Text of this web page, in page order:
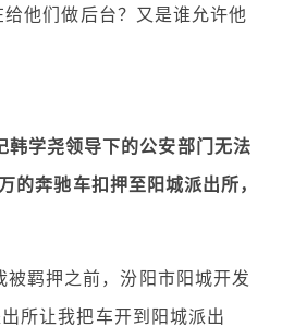
他们做后台？又是谁允许他
韩学尧领导下的公安部门无法
的奔驰车扣押至阳城派出所，
押之前，汾阳市阳城开发
所让我把车开到阳城派出